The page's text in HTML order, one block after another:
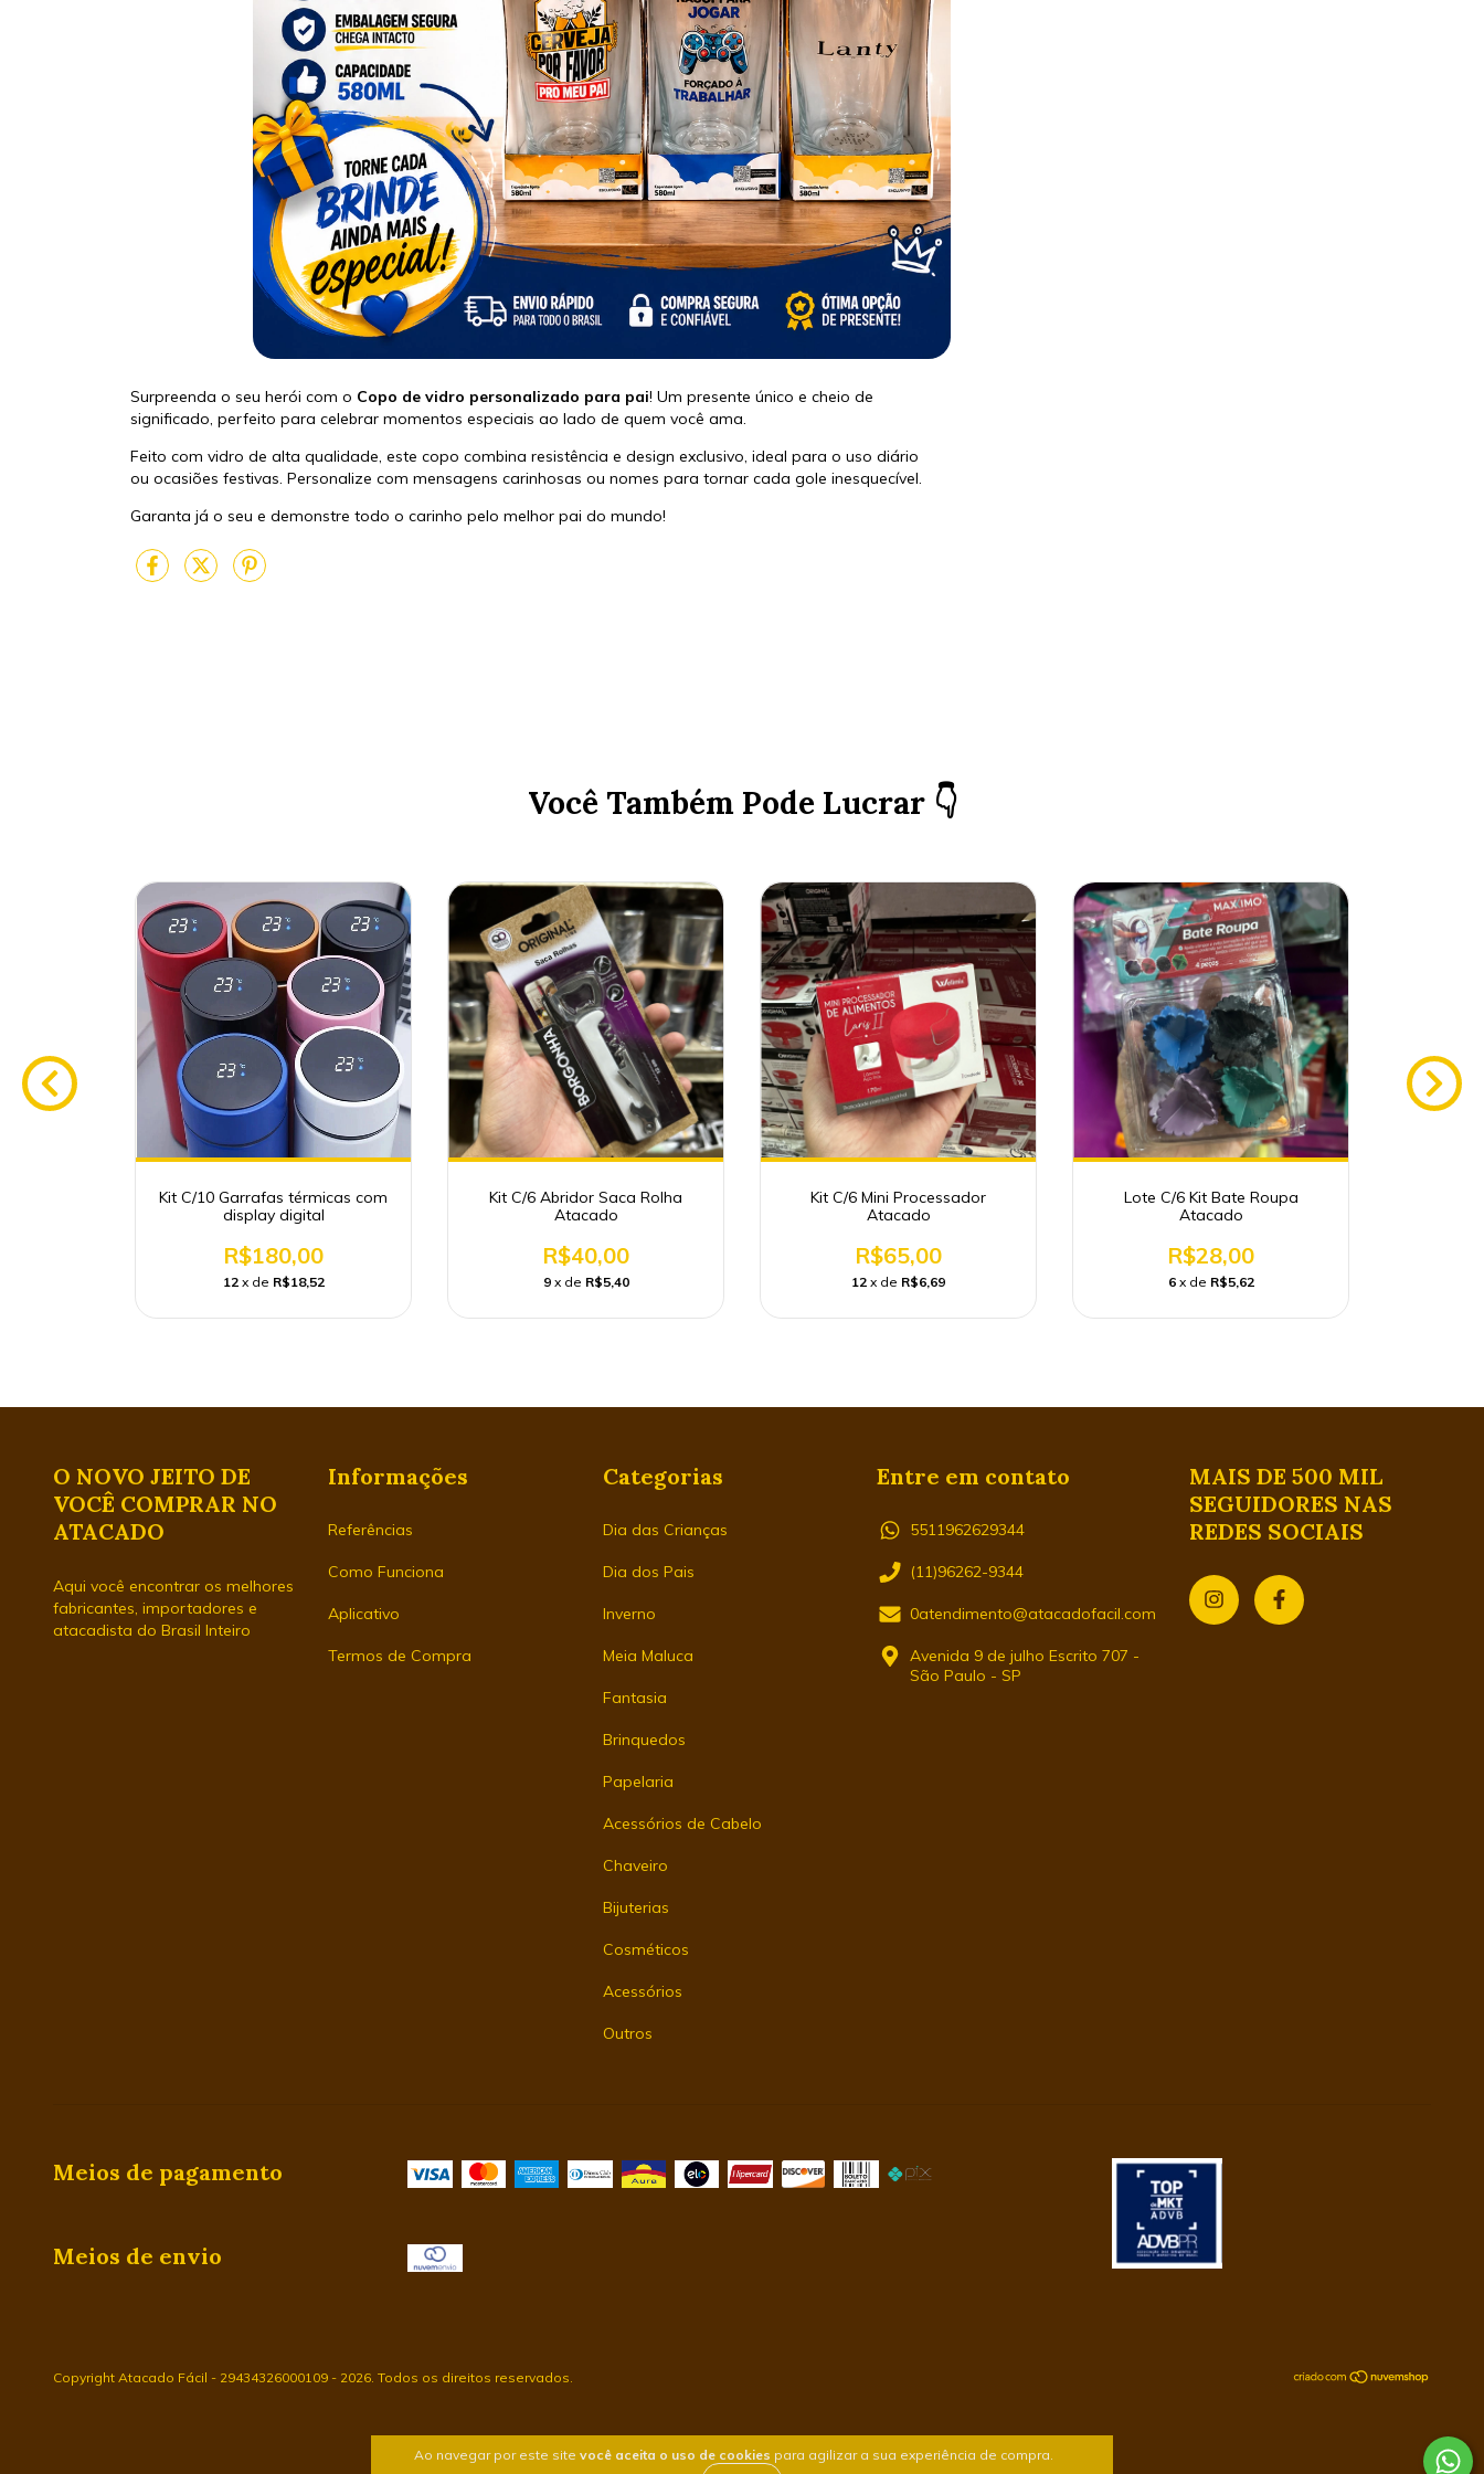
Ao navegar por este site você aceita o uso de cookies para agilizar a sua experiência de compra.
Surpreenda o seu herói com o Copo de vidro personalizado para pai! Um presente único e cheio de
significado, perfeito para celebrar momentos especiais ao lado de quem você ama.
Feito com vidro de alta qualidade, este copo combina resistência e design exclusivo, ideal para o uso diário
ou ocasiões festivas. Personalize com mensagens carinhosas ou nomes para tornar cada gole inesquecível.
Garanta já o seu e demonstre todo o carinho pelo melhor pai do mundo!
Você Também Pode Lucrar 👇
Kit C/10 Garrafas térmicas com
display digital
R$180,00
12 x de R$18,52
Kit C/6 Abridor Saca Rolha
Atacado
R$40,00
9 x de R$5,40
Kit C/6 Mini Processador
Atacado
R$65,00
12 x de R$6,69
Lote C/6 Kit Bate Roupa
Atacado
R$28,00
6 x de R$5,62
O NOVO JEITO DE
VOCÊ COMPRAR NO
ATACADO
Aqui você encontrar os melhores
fabricantes, importadores e
atacadista do Brasil Inteiro
Informações
Referências
Como Funciona
Aplicativo
Termos de Compra
Categorias
Dia das Crianças
Dia dos Pais
Inverno
Meia Maluca
Fantasia
Brinquedos
Papelaria
Acessórios de Cabelo
Chaveiro
Bijuterias
Cosméticos
Acessórios
Outros
Entre em contato
5511962629344
(11)96262-9344
0atendimento@atacadofacil.com
Avenida 9 de julho Escrito 707 -
São Paulo - SP
MAIS DE 500 MIL
SEGUIDORES NAS
REDES SOCIAIS
Meios de pagamento
Meios de envio
Copyright Atacado Fácil - 29434326000109 - 2026. Todos os direitos reservados.